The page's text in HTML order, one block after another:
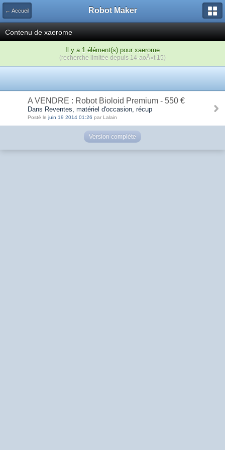
← Accueil Robot Maker
Contenu de xaerome
Il y a 1 élément(s) pour xaerome
(recherche limitée depuis 14-aoÃ»t 15)
A VENDRE : Robot Bioloid Premium - 550 €
Dans Reventes, matériel d'occasion, récup
Posté le juin 19 2014 01:26 par Lalain
Version complète